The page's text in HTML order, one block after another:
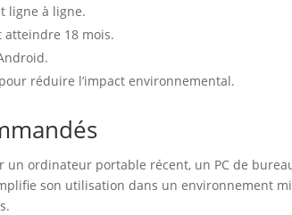
ligne à ligne.
atteindre 18 mois.
réduire l’impact environnemental.
ordinateur portable récent, un PC de
son utilisation dans un environnement